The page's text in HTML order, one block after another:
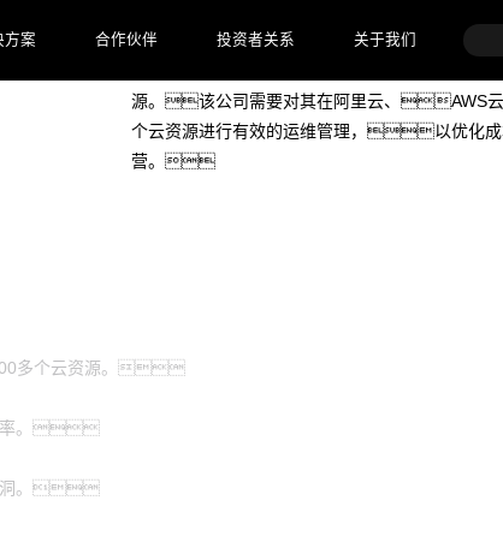
方案 合作伙伴 投资者关系 关于我们
源。该公司需要对其在阿里云、AWS
个云资源进行有效的运维管理，以优化成
营。
多个云资源。
率。
洞。